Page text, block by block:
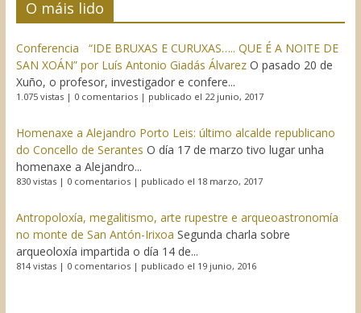
O máis lido
Conferencia “IDE BRUXAS E CURUXAS….. QUE É A NOITE DE
SAN XOÁN” por Luís Antonio Giadás Álvarez O pasado 20 de
Xuño, o profesor, investigador e confere...
1.075 vistas| 0 comentarios| publicado el 22 junio, 2017
Homenaxe a Alejandro Porto Leis: último alcalde republicano
do Concello de Serantes O día 17 de marzo tivo lugar unha
homenaxe a Alejandro...
830 vistas| 0 comentarios| publicado el 18 marzo, 2017
Antropoloxía, megalitismo, arte rupestre e arqueoastronomía
no monte de San Antón-Irixoa Segunda charla sobre
arqueoloxía impartida o día 14 de...
814 vistas| 0 comentarios| publicado el 19 junio, 2016